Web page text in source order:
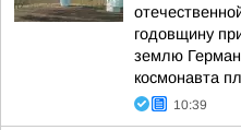
годовщину
землю
космонавта
10:39